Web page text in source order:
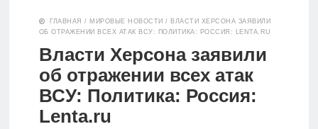
Документы
Контакты
ГЛАВНАЯ / МИРОВЫЕ НОВОСТИ / ВЛАСТИ ХЕРСОНА ЗАЯВИЛИ
ОБ ОТРАЖЕНИИ ВСЕХ АТАК ВСУ: ПОЛИТИКА: РОССИЯ: LENTA.RU
Власти Херсона заявили
об отражении всех атак
ВСУ: Политика: Россия:
Lenta.ru